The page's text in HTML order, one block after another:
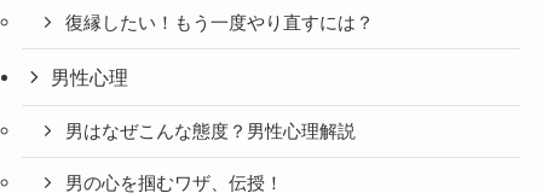
復縁したい！もう一度やり直すには？
男性心理
男はなぜこんな態度？男性心理解説
男の心を掴むワザ、伝授！